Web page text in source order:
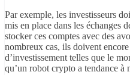
Par exemple, les investisseurs
mis en place dans les échanges
stocker ces comptes avec des
nombreux cas, ils doivent
d’investissement telles que le
qu’un robot crypto a tendance à